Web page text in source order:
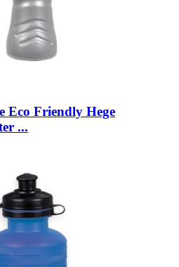
Eco Friendly Hege
...